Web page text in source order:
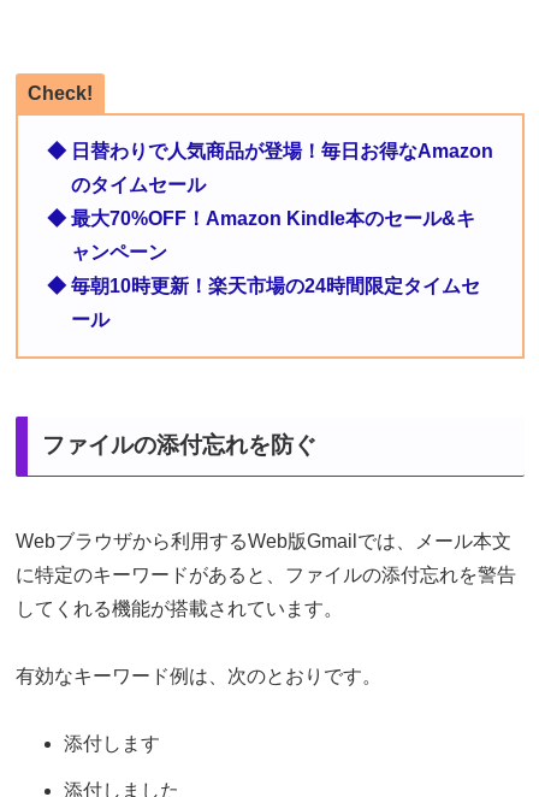
Check!
◆ 日替わりで人気商品が登場！毎日お得なAmazon
のタイムセール
◆ 最大70%OFF！Amazon Kindle本のセール&キ
ャンペーン
◆ 毎朝10時更新！楽天市場の24時間限定タイムセ
ール
ファイルの添付忘れを防ぐ
Webブラウザから利用するWeb版Gmailでは、メール本文
に特定のキーワードがあると、ファイルの添付忘れを警告
してくれる機能が搭載されています。
有効なキーワード例は、次のとおりです。
添付します
添付しました